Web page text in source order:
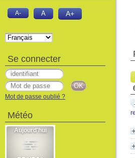
A- A A+
Se connecter
Mot de passe oublié ?
Météo